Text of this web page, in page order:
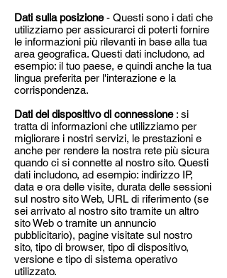
Dati sulla posizione- Questi sono i dati che
utilizziamo per assicurarci di poterti fornire
le informazioni più rilevanti in base alla tua
area geografica. Questi dati includono, ad
esempio: il tuo paese, e quindi anche la tua
lingua preferita per l'interazione e la
corrispondenza.
Dati del dispositivo di connessione: si
tratta di informazioni che utilizziamo per
migliorare i nostri servizi, le prestazioni e
anche per rendere la nostra rete più sicura
quando ci si connette al nostro sito. Questi
dati includono, ad esempio: indirizzo IP,
data e ora delle visite, durata delle sessioni
sul nostro sito Web, URL di riferimento (se
sei arrivato al nostro sito tramite un altro
sito Web o tramite un annuncio
pubblicitario), pagine visitate sul nostro
sito, tipo di browser, tipo di dispositivo,
versione e tipo di sistema operativo
utilizzato.